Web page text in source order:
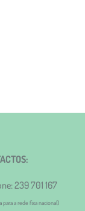
239 701 167
para a rede fixa nacional)